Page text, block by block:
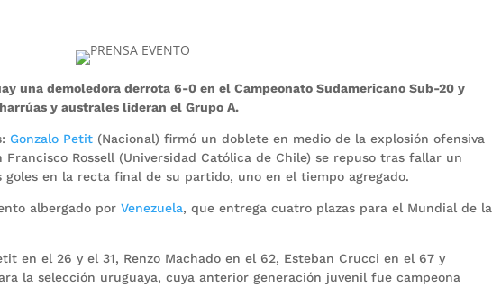
una demoledora derrota 6-0 en el Campeonato Sudamericano Sub-20 y
y australes lideran el Grupo A.
Gonzalo Petit (Nacional) firmó un doblete en medio de la explosión ofensiva
Rossell (Universidad Católica de Chile) se repuso tras fallar un
en la recta final de su partido, uno en el tiempo agregado.
albergado porVenezuela, que entrega cuatro plazas para el Mundial de la
en el 26 y el 31, Renzo Machado en el 62, Esteban Crucci en el 67 y
la selección uruguaya, cuya anterior generación juvenil fue campeona